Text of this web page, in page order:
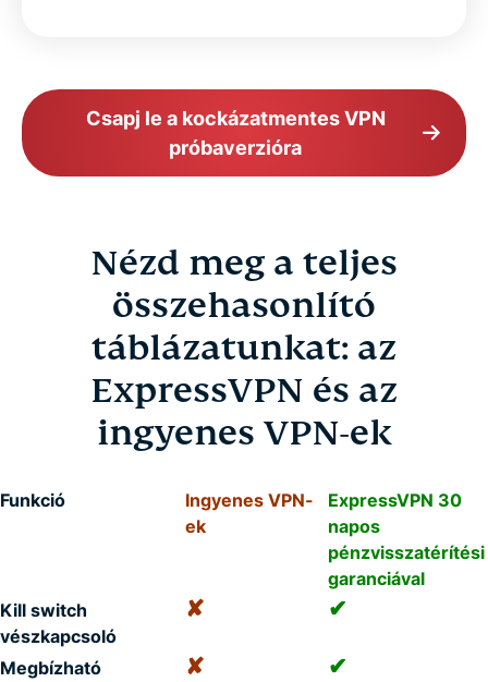
Csapj le a kockázatmentes VPN
próbaverzióra
Nézd meg a teljes
összehasonlító
táblázatunkat: az
ExpressVPN és az
ingyenes VPN-ek
Funkció
Ingyenes VPN-
ek
ExpressVPN 30
napos
pénzvisszatérítési
garanciával
Kill switch
vészkapcsoló
✘ ✔
Megbízható
✘ ✔